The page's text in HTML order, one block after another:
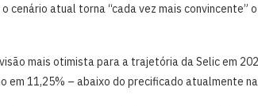
cenário atual torna “cada vez mais convincente”
mais otimista para a trajetória da Selic em
em 11,25% – abaixo do precificado atualmente